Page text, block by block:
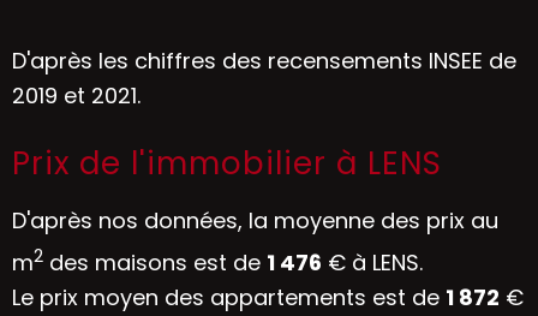
D'après les chiffres des recensements INSEE de
2019 et 2021.
Prix de l'immobilier à LENS
D'après nos données, la moyenne des prix au
m2 des maisons est de 1 476 € à LENS.
Le prix moyen des appartements est de 1 872 €